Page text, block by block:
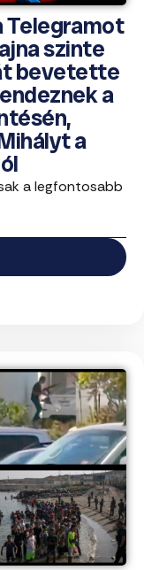
Telegramot
szinte
bevetette
a
a
a legfontosabb